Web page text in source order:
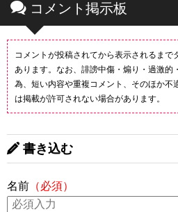
コメント掲示板
コメントが投稿されてから表示されるまで
あります。なお、誹謗中傷・煽り・過激的
為、短い内容や重複コメント、そのほか不
は掲載が許可されない場合があります。
書き込む
名前 （必須）